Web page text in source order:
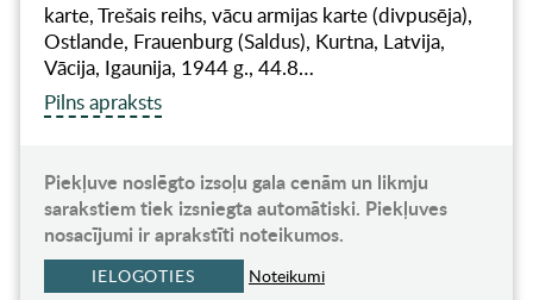
karte, Trešais reihs, vācu armijas karte (divpusēja),
Ostlande, Frauenburg (Saldus), Kurtna, Latvija,
Vācija, Igaunija, 1944 g., 44.8…
Pilns apraksts
Piekļuve noslēgto izsoļu gala cenām un likmju
sarakstiem tiek izsniegta automātiski. Piekļuves
nosacījumi ir aprakstīti noteikumos.
IELOGOTIES Noteikumi